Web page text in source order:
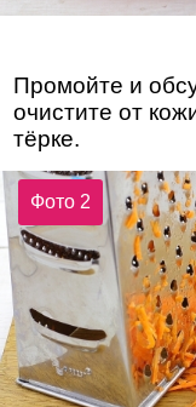
Промойте и
очистите от
тёрке.
Фото 2